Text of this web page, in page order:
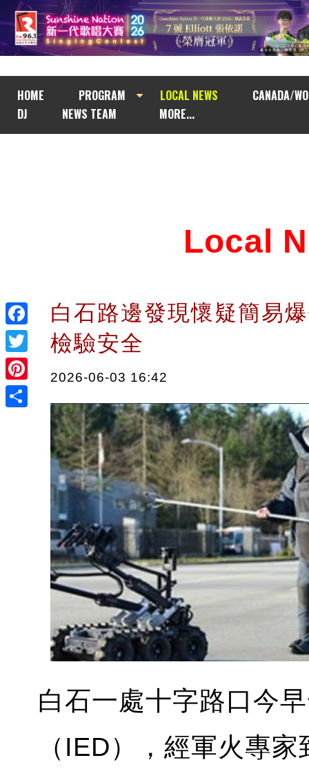
HOME PROGRAM LOCAL NEWS
CANADA/
DJ
NEWS TEAM MORE...
Facebook
Twitter
Pinterest
Local
白石路邊發現懷疑簡易
檢驗安全
2026-06-03 16:42
白石一處十字路口今
（IED），經軍火專